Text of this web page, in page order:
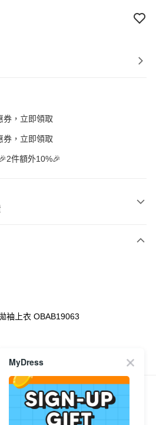
券，立即領取
券，立即領取
件額外10%🎉
或以上免運費
袖上衣 OBAB19063
商品推薦
MyDress